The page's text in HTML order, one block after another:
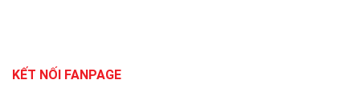
KẾT NỐI FANPAGE